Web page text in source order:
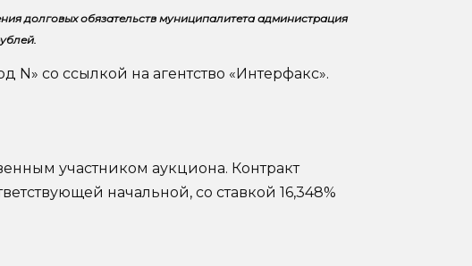
долговых обязательств муниципалитета администрация
со ссылкой на агентство «Интерфакс».
участником аукциона. Контракт
начальной, со ставкой 16,348%